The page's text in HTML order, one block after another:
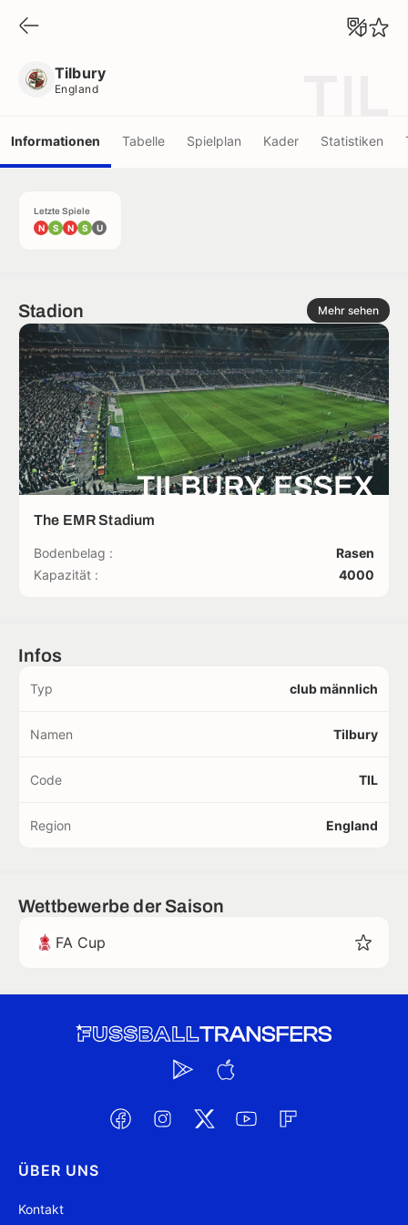
Tilbury
England
Informationen Tabelle Spielplan Kader Statistiken
Letzte Spiele
N S N S U
Stadion Mehr sehen
TILBURY, ESSEX
The EMR Stadium
Bodenbelag :
Rasen
Kapazität :
4000
Infos
Typ club männlich
Namen Tilbury
Code TIL
Region England
Wettbewerbe der Saison
FA Cup
ÜBER UNS
Kontakt